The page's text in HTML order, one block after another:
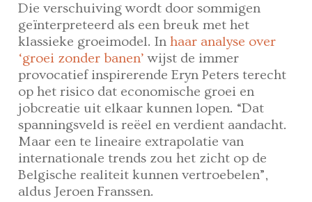
Die verschuiving wordt door sommigen
geïnterpreteerd als een breuk met het
klassieke groeimodel. Inhaar analyse over
‘groei zonder banen’ wijst de immer
provocatief inspirerende Eryn Peters terecht
op het risico dat economische groei en
jobcreatie uit elkaar kunnen lopen. “Dat
spanningsveld is reëel en verdient aandacht.
Maar een te lineaire extrapolatie van
internationale trends zou het zicht op de
Belgische realiteit kunnen vertroebelen”,
aldus Jeroen Franssen.